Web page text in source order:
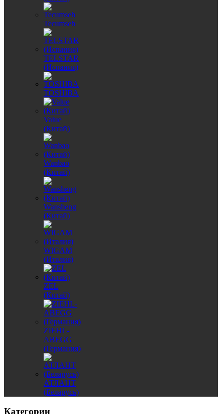
Tecumseh
TELSTAR
(Испания)
TOSHIBA
Value
(Китай)
Wanbao
(Китай)
Wansheng
(Китай)
WIGAM
(Италия)
ZEL
(Китай)
ZIEHL-
ABEGG
(Германия)
АТЛАНТ
(Беларусь)
Категории